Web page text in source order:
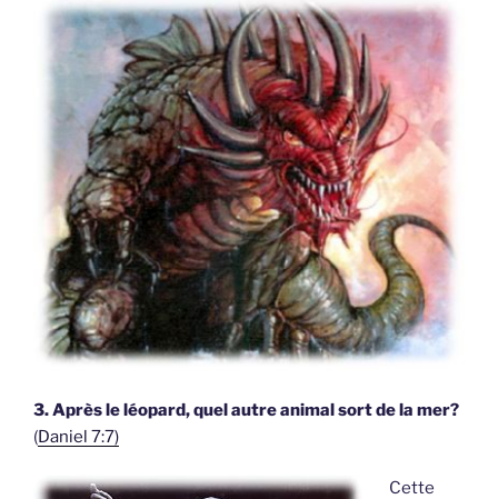
3. Après le léopard, quel autre animal sort de la mer?
(Daniel 7:7)
Cette